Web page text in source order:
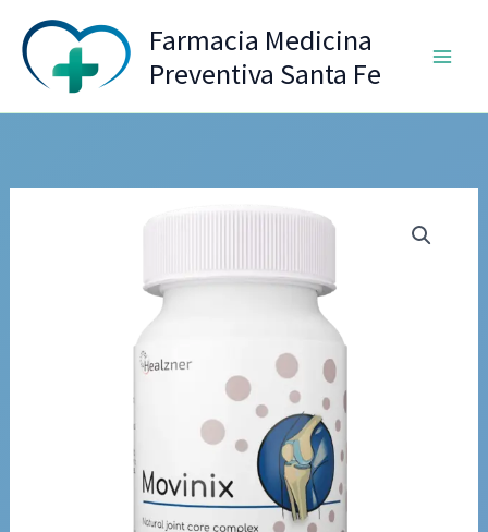
contenido
Farmacia Medicina
Preventiva Santa Fe